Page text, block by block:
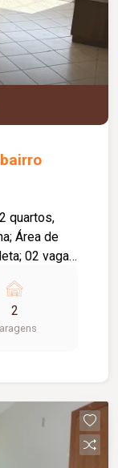
com 08
excelente
Área de
02 vagas
canteiro
da região;
2